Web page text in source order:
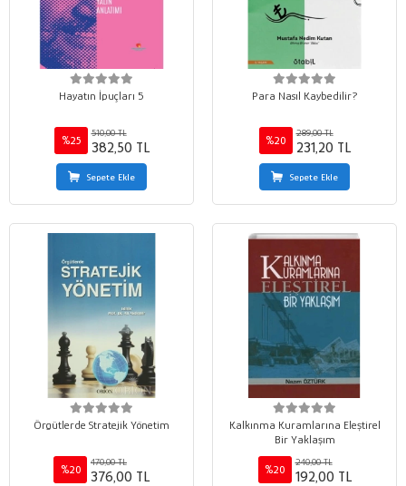
Hayatın İpuçları 5
%25
510,00 TL
382,50 TL
Sepete Ekle
Para Nasıl Kaybedilir?
%20
289,00 TL
231,20 TL
Sepete Ekle
Örgütlerde Stratejik Yönetim
%20
470,00 TL
376,00 TL
Kalkınma Kuramlarına Eleştirel
Bir Yaklaşım
%20
240,00 TL
192,00 TL